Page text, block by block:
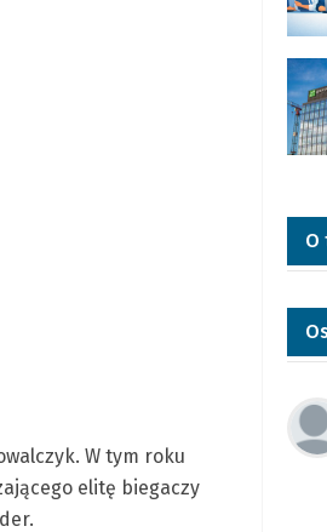
W tym roku
elitę biegaczy
O